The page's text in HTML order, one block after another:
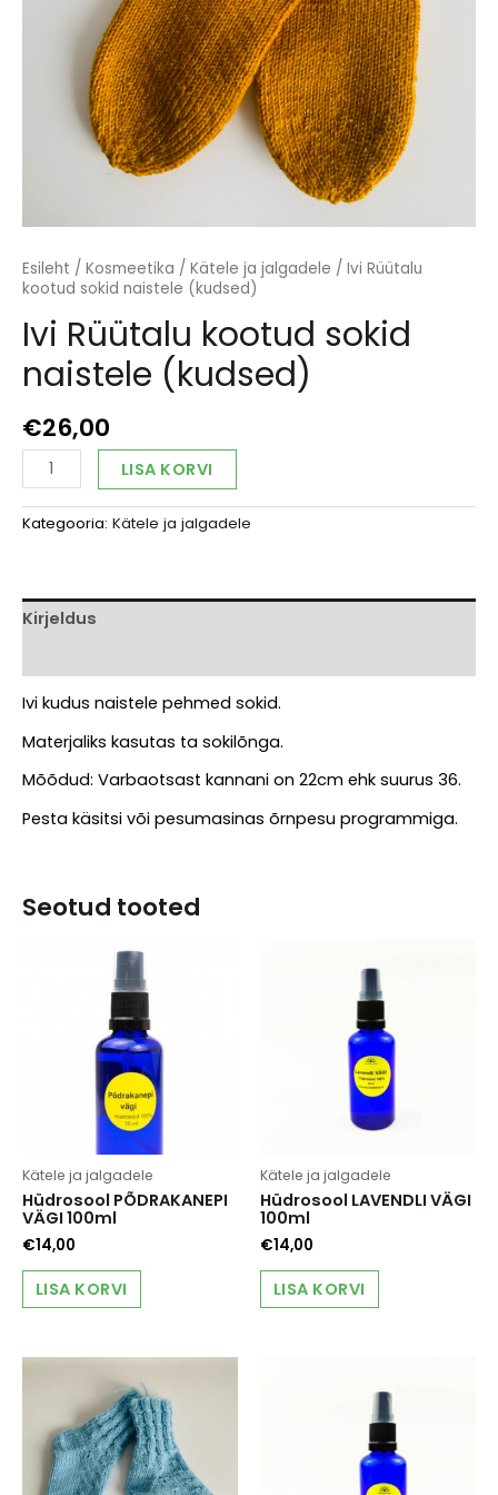
Esileht / Kosmeetika / Kätele ja jalgadele / Ivi Rüütalu
kootud sokid naistele (kudsed)
Ivi Rüütalu kootud sokid
naistele (kudsed)
€26,00
Rüütalu
kootud
sokid
LISA KORVI
Alternative:
Kategooria: Kätele ja jalgadele
Kirjeldus
Ivi kudus naistele pehmed sokid.
Materjaliks kasutas ta sokilõnga.
Mõõdud: Varbaotsast kannani on 22cm ehk suurus 36.
Pesta käsitsi või pesumasinas õrnpesu programmiga.
Seotud tooted
Kätele ja jalgadele
Hüdrosool PÕDRAKANEPI
VÄGI 100ml
€14,00
LISA KORVI
Kätele ja jalgadele
Hüdrosool LAVENDLI VÄGI
100ml
€14,00
LISA KORVI